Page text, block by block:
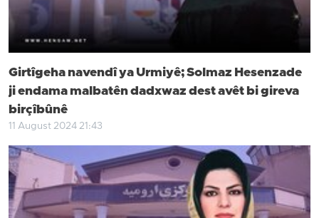
Girtîgeha navendî ya Urmiyê; Solmaz Hesenzade
ji endama malbatên dadxwaz dest avêt bi gireva
birçîbûnê
11 August 2024 21:43